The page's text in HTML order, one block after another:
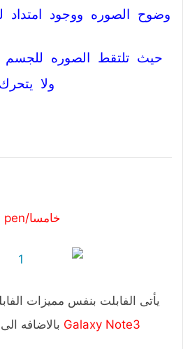
وضوح الصوره ووجود
حيث تلتقط الصوره للجسم
ولا يتحرك
خامسا/S pen
يأتى الفابلت بنفس مميزات
Galaxy Note3 بالاضافه